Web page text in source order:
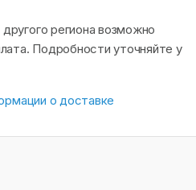
региона возможно
Подробности уточняйте у
о доставке